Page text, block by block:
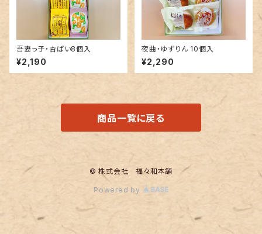
吾妻っ子・杏ぱい8個入
¥2,190
夜曲・ゆずりん 10個入
¥2,290
商品一覧に戻る
© 株式会社 福々和本舗
Powered by